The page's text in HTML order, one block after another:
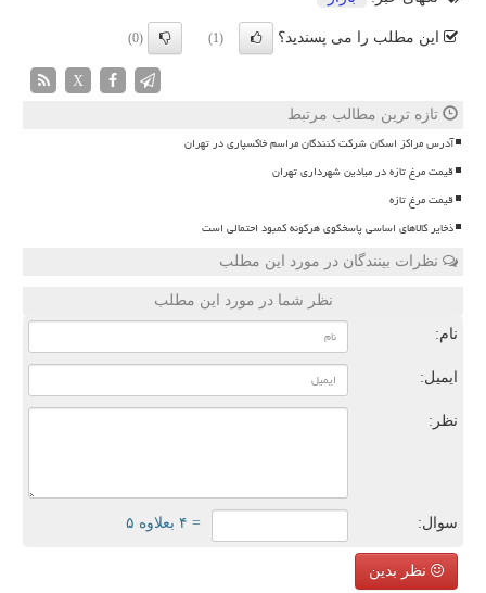
این مطلب را می پسندید؟ (1)
(0)
X
تازه ترین مطالب مرتبط
آدرس مراکز اسکان شرکت کنندگان مراسم خاکسپاری در تهران
قیمت مرغ تازه در میادین شهرداری تهران
قیمت مرغ تازه
ذخایر کالاهای اساسی پاسخگوی هرگونه کمبود احتمالی است
نظرات بینندگان در مورد این مطلب
نظر شما در مورد این مطلب
نام:
ایمیل:
نظر:
سوال: = ۴ بعلاوه ۵
نظر بدین